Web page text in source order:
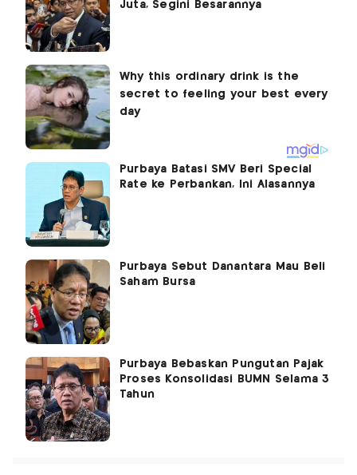
Juta, Segini Besarannya
Purbaya Batasi SMV Beri Special
Rate ke Perbankan, Ini Alasannya
Purbaya Sebut Danantara Mau Beli
Saham Bursa
Purbaya Bebaskan Pungutan Pajak
Proses Konsolidasi BUMN Selama 3
Tahun